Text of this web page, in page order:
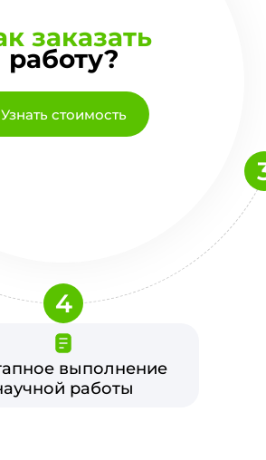
заказать
работу?
Узнать стоимость
выполнение
работы
4